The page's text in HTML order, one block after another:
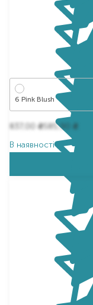
6 Pink Blush
837,00₴585,90
₴
В наявності